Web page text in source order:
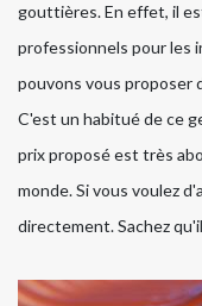
gouttières. En effet, il
professionnels pour les
pouvons vous proposer
C'est un habitué de ce
prix proposé est très
monde. Si vous voulez
directement. Sachez